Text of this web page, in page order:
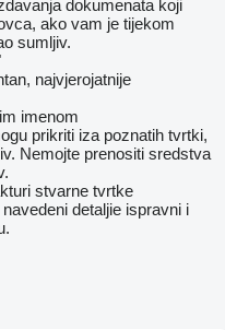
dokumenata koji
ako vam je tijekom
sumljiv.
najvjerojatnije
imenom
prikriti iza poznatih tvrtki,
Nemojte prenositi sredstva
stvarne tvrtke
detaljie ispravni i